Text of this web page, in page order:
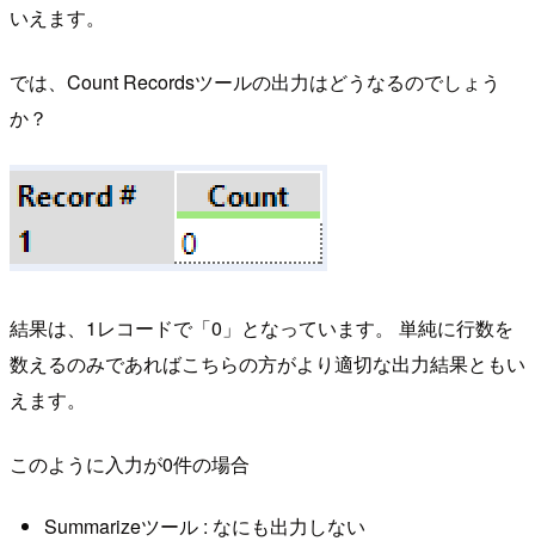
いえます。
では、Count Recordsツールの出力はどうなるのでしょう
か？
結果は、1レコードで「0」となっています。 単純に行数を
数えるのみであればこちらの方がより適切な出力結果ともい
えます。
このように入力が0件の場合
Summarizeツール : なにも出力しない